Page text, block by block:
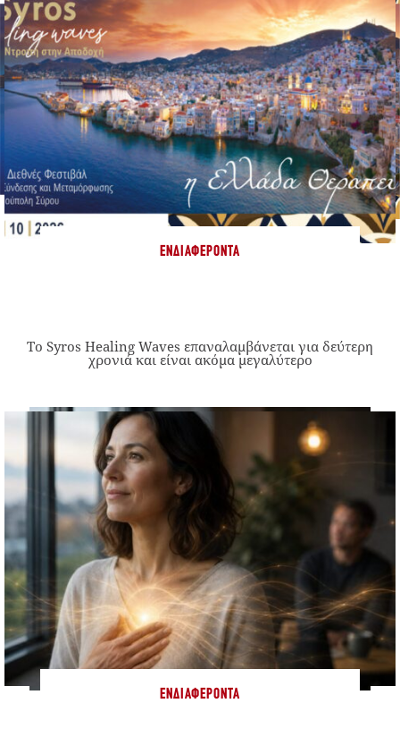
ΕΝΔΙΑΦΈΡΟΝΤΑ
Το Syros Healing Waves επαναλαμβάνεται για δεύτερη
χρονιά και είναι ακόμα μεγαλύτερο
ΕΝΔΙΑΦΈΡΟΝΤΑ